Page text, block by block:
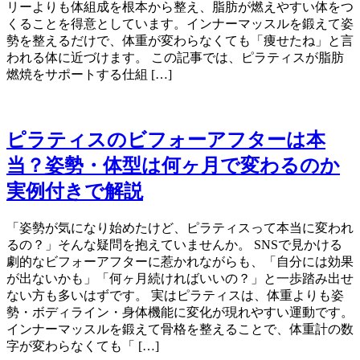
リーよりも体組成を根本から整え、脂肪が燃えやすい体をつ
くることを得意としています。インナーマッスルを鍛えて姿
勢を整えるだけで、体重が変わらなくても「痩せたね」と言
われる体に近づけます。 この記事では、ピラティスが脂肪
燃焼をサポートする仕組 […]
ピラティスのビフォーアフターは本
当？姿勢・体型は何ヶ月で変わるのか
実例付きで解説
「姿勢が気になり始めたけど、ピラティスって本当に変われ
るの？」そんな疑問を抱えていませんか。 SNSで見かける
劇的なビフォーアフターに惹かれながらも、「自分には効果
が出ないかも」「何ヶ月続ければいいの？」と一歩踏み出せ
ない方も多いはずです。 実はピラティスは、体重よりも姿
勢・ボディライン・身体機能に変化が現れやすい運動です。
インナーマッスルを鍛えて骨格を整えることで、体重計の数
字が変わらなくても「 […]